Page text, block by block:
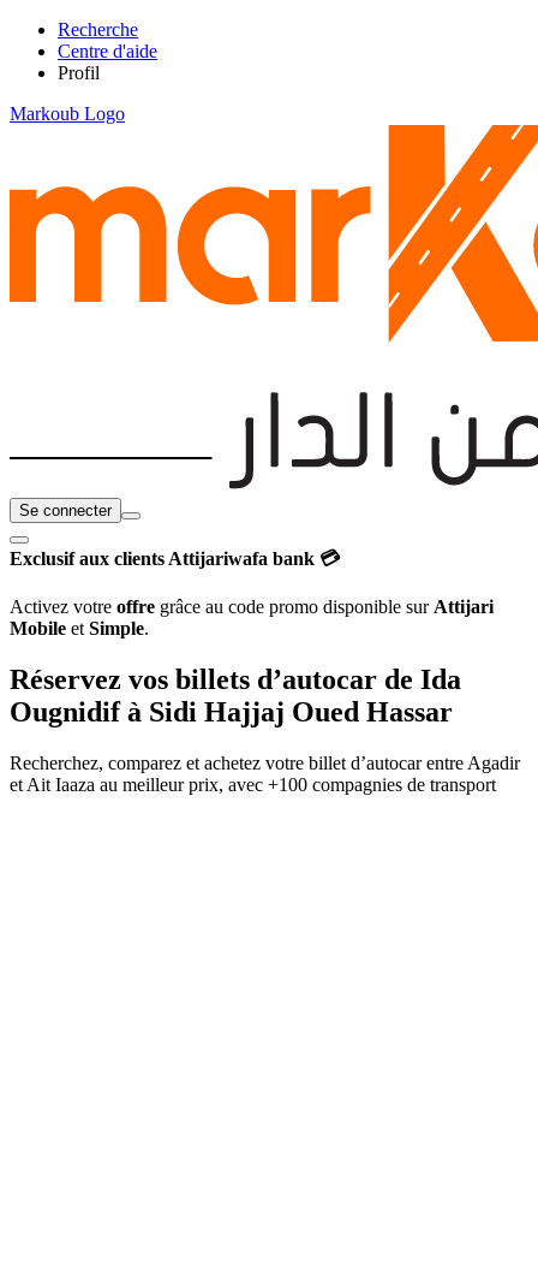
Recherche
Centre d'aide
Profil
Markoub Logo
Se connecter
Exclusif aux clients Attijariwafa bank 💳
Activez votre offre grâce au code promo disponible sur Attijari
Mobile et Simple.
Réservez vos billets d’autocar de Ida
Ougnidifà Sidi Hajjaj Oued Hassar
Recherchez, comparez et achetez votre billet d’autocar entre Agadir
et Ait Iaaza au meilleur prix, avec +100 compagnies de transport